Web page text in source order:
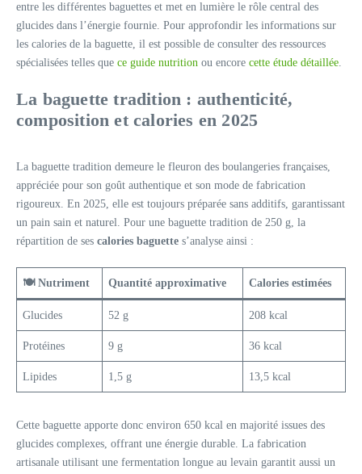
entre les différentes baguettes et met en lumière le rôle central des
glucides dans l’énergie fournie. Pour approfondir les informations sur
les calories de la baguette, il est possible de consulter des ressources
spécialisées telles que ce guide nutrition ou encore cette étude détaillée.
La baguette tradition : authenticité,
composition et calories en 2025
La baguette tradition demeure le fleuron des boulangeries françaises,
appréciée pour son goût authentique et son mode de fabrication
rigoureux. En 2025, elle est toujours préparée sans additifs, garantissant
un pain sain et naturel. Pour une baguette tradition de 250 g, la
répartition de ses calories baguette s’analyse ainsi :
🍽️ Nutriment Quantité approximative Calories estimées
Glucides 52 g 208 kcal
Protéines 9 g 36 kcal
Lipides 1,5 g 13,5 kcal
Cette baguette apporte donc environ 650 kcal en majorité issues des
glucides complexes, offrant une énergie durable. La fabrication
artisanale utilisant une fermentation longue au levain garantit aussi un